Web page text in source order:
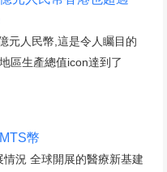
元人民幣,這是令人矚目的
區生產總值icon達到了
幣
況 全球開展的醫療新基建